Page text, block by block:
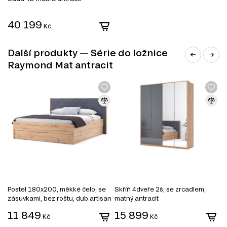
Noční stolky
Moderní styl nábytku přináší do vašeho interiéru svěží a
nadčasový vzhled, který okouzlí každého návštěvníka.
40 199 Kč
Další produkty — Série do ložnice
Raymond Mat antracit
Postel 180x200, měkké čelo, se
zásuvkami, bez roštu, dub artisan
11 849 Kč
Skříň 4dveře 2š, se zrcadlem,
matný antracit
15 899 Kč